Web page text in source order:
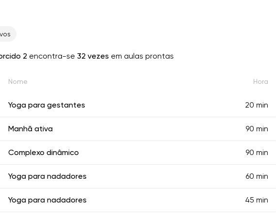
2 encontra-se 32 vezes em aulas prontas
Nome Hora
Yoga para gestantes 20 min
Manhã ativa 90 min
Complexo dinâmico 90 min
Yoga para nadadores 60 min
Yoga para nadadores 45 min